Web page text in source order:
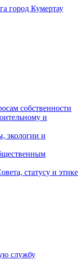
город Кумертау
собственности
и
экологии и
статусу и этике
службу